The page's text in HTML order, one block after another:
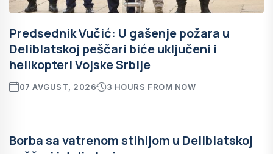
Predsednik Vučić: U gašenje požara u
Deliblatskoj peščari biće uključeni i
helikopteri Vojske Srbije
07 AVGUST, 2026 3 HOURS FROM NOW
Borba sa vatrenom stihijom u Deliblatskoj